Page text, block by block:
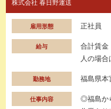
雇用形態 正社員
給与
合計賃
人の場
勤務地 福島県本
仕事内容
◎福島か